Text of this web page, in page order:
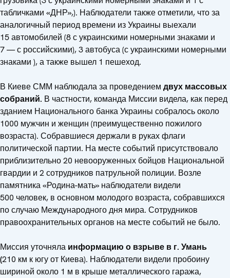
табличками «ДНР»,). Наблюдатели также отметили, что за
аналогичный период времени из Украины выехали
15 автомобилей (8 с украинскими номерными знаками и
7 — с российскими), 3 автобуса (с украинскими номерными
знаками ), а также вышел 1 пешеход.
В Киеве СММ наблюдала за проведением двух массовых
собраний. В частности, команда Миссии видела, как перед
зданием Национального банка Украины собралось около
1000 мужчин и женщин (преимущественно пожилого
возраста). Собравшиеся держали в руках флаги
политической партии. На месте событий присутствовало
приблизительно 20 невооруженных бойцов Национальной
гвардии и 2 сотрудников патрульной полиции. Возле
памятника «Родина-мать» наблюдатели видели
500 человек, в основном молодого возраста, собравшихся
по случаю Международного дня мира. Сотрудников
правоохранительных органов на месте событий не было.
Миссия уточняла информацию о взрыве в г. Умань
(210 км к югу от Киева). Наблюдатели видели пробоину
шириной около 1 м в крыше металлического гаража,